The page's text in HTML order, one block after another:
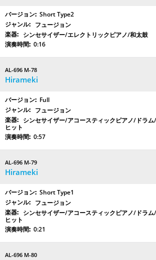
Short Type2
フュージョン
シンセサイザー/エレクトリックピアノ/和太鼓
0:16
AL-696 M-78
Hirameki
Full
フュージョン
シンセサイザー/アコースティックピアノ/ドラ
ヒット
0:57
AL-696 M-79
Hirameki
Short Type1
フュージョン
シンセサイザー/アコースティックピアノ/ドラ
ヒット
0:21
AL-696 M-80